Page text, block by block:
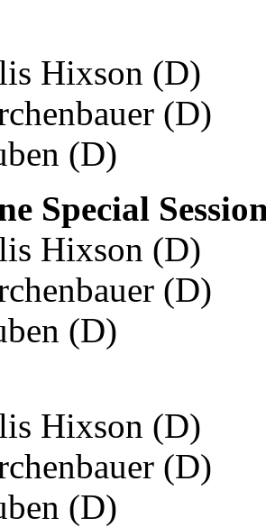
Hixson (D)
(D)
(D)
Special
Hixson (D)
(D)
(D)
Hixson (D)
(D)
(D)